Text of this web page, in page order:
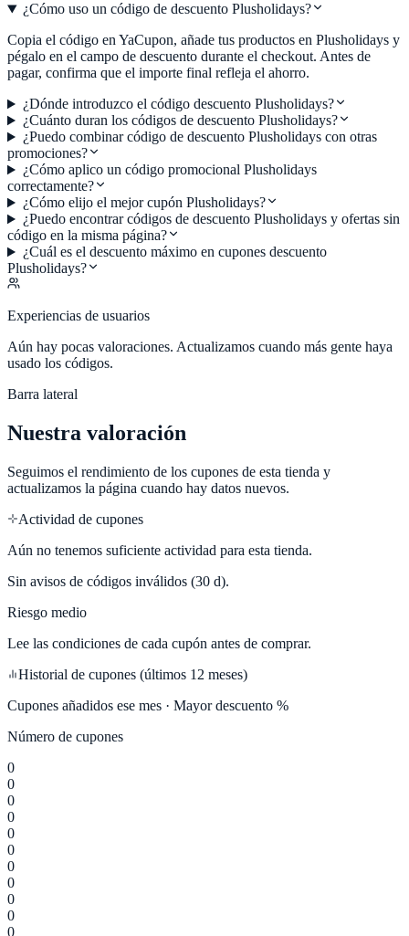
¿Cómo uso un código de descuento Plusholidays?
Copia el código en YaCupon, añade tus productos en Plusholidays y
pégalo en el campo de descuento durante el checkout. Antes de
pagar, confirma que el importe final refleja el ahorro.
¿Dónde introduzco el código descuento Plusholidays?
¿Cuánto duran los códigos de descuento Plusholidays?
¿Puedo combinar código de descuento Plusholidays con otras
promociones?
¿Cómo aplico un código promocional Plusholidays
correctamente?
¿Cómo elijo el mejor cupón Plusholidays?
¿Puedo encontrar códigos de descuento Plusholidays y ofertas sin
código en la misma página?
¿Cuál es el descuento máximo en cupones descuento
Plusholidays?
Experiencias de usuarios
Aún hay pocas valoraciones. Actualizamos cuando más gente haya
usado los códigos.
Barra lateral
Nuestra valoración
Seguimos el rendimiento de los cupones de esta tienda y
actualizamos la página cuando hay datos nuevos.
Actividad de cupones
Aún no tenemos suficiente actividad para esta tienda.
Sin avisos de códigos inválidos (30 d).
Riesgo medio
Lee las condiciones de cada cupón antes de comprar.
Historial de cupones (últimos 12 meses)
Cupones añadidos ese mes · Mayor descuento %
Número de cupones
0
0
0
0
0
0
0
0
0
0
0